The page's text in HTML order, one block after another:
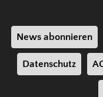
News abonnieren
Datenschutz